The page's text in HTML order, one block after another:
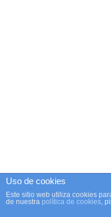
Uso de cookies
Este sitio web utiliza cookies
de nuestra política de cookies,